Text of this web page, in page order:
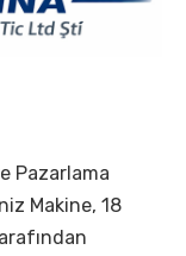
Pazarlama
Makine, 18